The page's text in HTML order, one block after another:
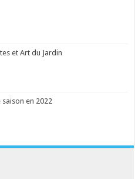
et Art du Jardin
en 2022